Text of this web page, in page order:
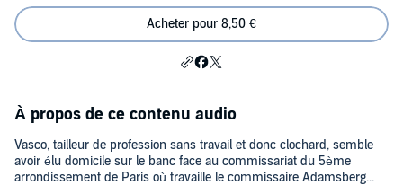
Acheter pour 8,50 €
À propos de ce contenu audio
Vasco, tailleur de profession sans travail et donc clochard, semble
avoir élu domicile sur le banc face au commissariat du 5ème
arrondissement de Paris où travaille le commissaire Adamsberg...